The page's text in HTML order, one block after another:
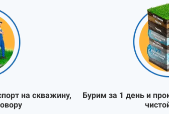
на скважину,
Бурим за 1 день и